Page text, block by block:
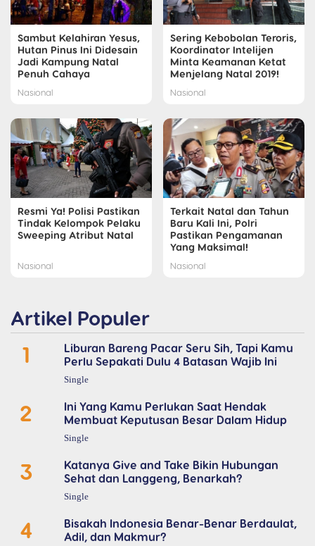
Sambut Kelahiran Yesus,
Hutan Pinus Ini Didesain
Jadi Kampung Natal
Penuh Cahaya
Nasional
Sering Kebobolan Teroris,
Koordinator Intelijen
Minta Keamanan Ketat
Menjelang Natal 2019!
Nasional
Resmi Ya! Polisi Pastikan
Tindak Kelompok Pelaku
Sweeping Atribut Natal
Nasional
Terkait Natal dan Tahun
Baru Kali Ini, Polri
Pastikan Pengamanan
Yang Maksimal!
Nasional
Artikel Populer
1
Liburan Bareng Pacar Seru Sih, Tapi Kamu
Perlu Sepakati Dulu 4 Batasan Wajib Ini
Single
2
Ini Yang Kamu Perlukan Saat Hendak
Membuat Keputusan Besar Dalam Hidup
Single
3
Katanya Give and Take Bikin Hubungan
Sehat dan Langgeng, Benarkah?
Single
4
Bisakah Indonesia Benar-Benar Berdaulat,
Adil, dan Makmur?